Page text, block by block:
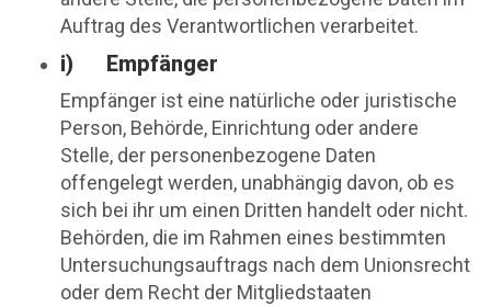
Auftrag des Verantwortlichen verarbeitet.
i) Empfänger
Empfänger ist eine natürliche oder juristische
Person, Behörde, Einrichtung oder andere
Stelle, der personenbezogene Daten
offengelegt werden, unabhängig davon, ob es
sich bei ihr um einen Dritten handelt oder nicht.
Behörden, die im Rahmen eines bestimmten
Untersuchungsauftrags nach dem Unionsrecht
oder dem Recht der Mitgliedstaaten